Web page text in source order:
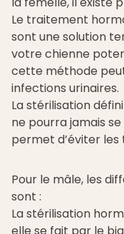
Le traitement
sont une solution
votre chienne
cette méthode
infections urinaires.
La stérilisation
ne pourra jamais
permet d’éviter
Pour le mâle, les
sont :
La stérilisation